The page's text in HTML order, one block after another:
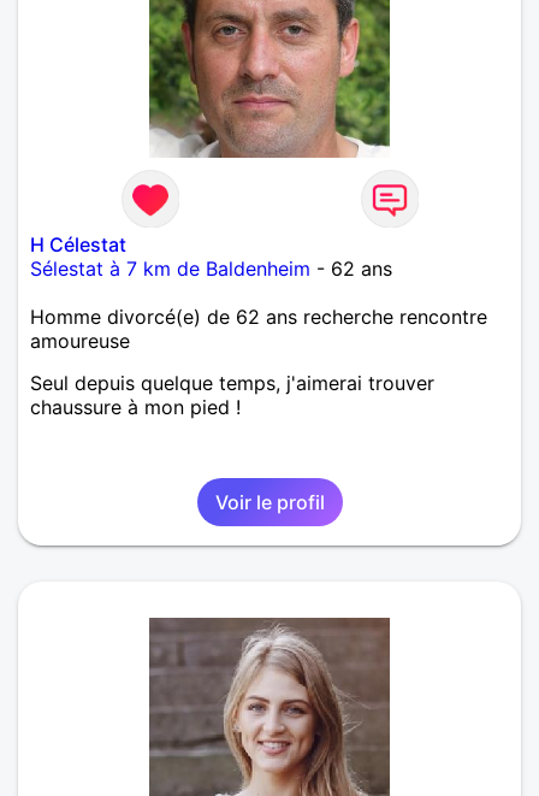
H Célestat
Sélestat à 7 km de Baldenheim - 62 ans
Homme divorcé(e) de 62 ans recherche rencontre
amoureuse
Seul depuis quelque temps, j'aimerai trouver
chaussure à mon pied !
Voir le profil